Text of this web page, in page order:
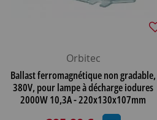
Orbitec
Ballast ferromagnétique non gradable,
380V, pour lampe à décharge iodures
2000W 10,3A - 220x130x107mm